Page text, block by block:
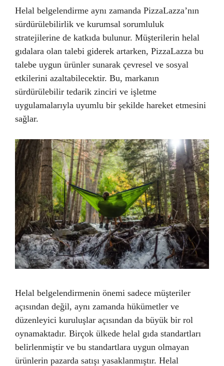
Helal belgelendirme aynı zamanda PizzaLazza’nın
sürdürülebilirlik ve kurumsal sorumluluk
stratejilerine de katkıda bulunur. Müşterilerin helal
gıdalara olan talebi giderek artarken, PizzaLazza bu
talebe uygun ürünler sunarak çevresel ve sosyal
etkilerini azaltabilecektir. Bu, markanın
sürdürülebilir tedarik zinciri ve işletme
uygulamalarıyla uyumlu bir şekilde hareket etmesini
sağlar.
Helal belgelendirmenin önemi sadece müşteriler
açısından değil, aynı zamanda hükümetler ve
düzenleyici kuruluşlar açısından da büyük bir rol
oynamaktadır. Birçok ülkede helal gıda standartları
belirlenmiştir ve bu standartlara uygun olmayan
ürünlerin pazarda satışı yasaklanmıştır. Helal